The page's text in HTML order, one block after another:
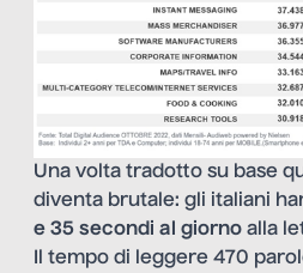
Una volta tradotto su base
diventa brutale: gli italiani
e 35 secondi al giorno alla
Il tempo di leggere 470